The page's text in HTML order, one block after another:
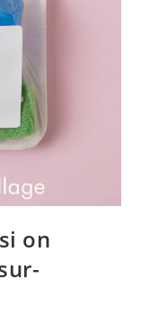
on